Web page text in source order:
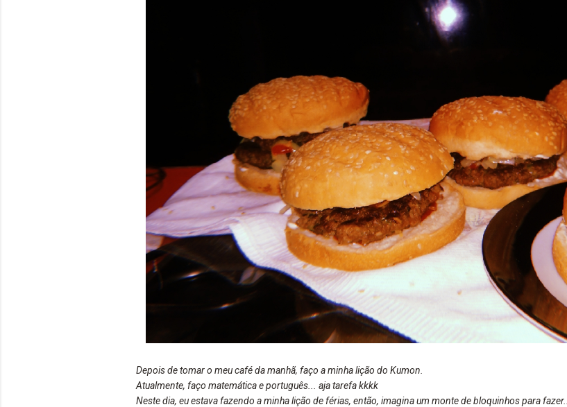
Depois de tomar o meu café da manhã, faço a minha lição do Kumon.
Atualmente, faço matemática e português... aja tarefa kkkk
Neste dia, eu estava fazendo a minha lição de férias, então, imagina um monte de bloquinhos para fazer...